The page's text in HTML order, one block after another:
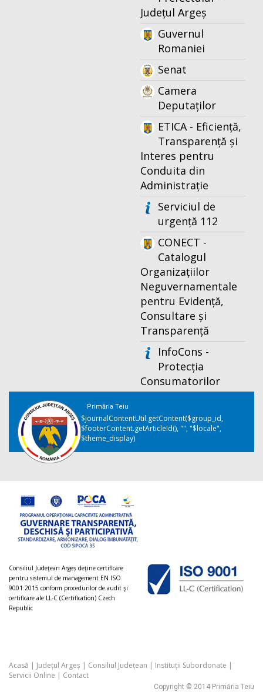
Județul Argeș
Guvernul
Romaniei
Senat
Camera
Deputaților
ETICA - Eficiență,
Transparență și
Interes pentru
Conduita din
Administrație
Serviciul de
urgență 112
CONECT -
Catalogul
Organizațiilor
Neguvernamentale
pentru Evidență,
Consultare și
Transparență
InfoCons -
Protecția
Consumatorilor
Primăria Teiu
$journalContentUtil.getContent($group_id,
$footerContent.getArticleId(), "", "$locale",
$theme_display)
Consiliul Judeţean Argeș deţine certificare
pentru sistemul de management EN ISO
9001:2015 conform procedurilor de audit şi
certificare ale LL-C (Certification) Czech
Republic
Acasă | Județul Argeș | Consiliul Județean | Instituții Subordonate |
Servicii Online | Contact
Copyright © 2014 Primăria Teiu